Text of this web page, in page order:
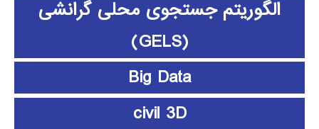
الگوریتم جستجوی محلی گرانشی
(GELS)
Big Data
civil 3D